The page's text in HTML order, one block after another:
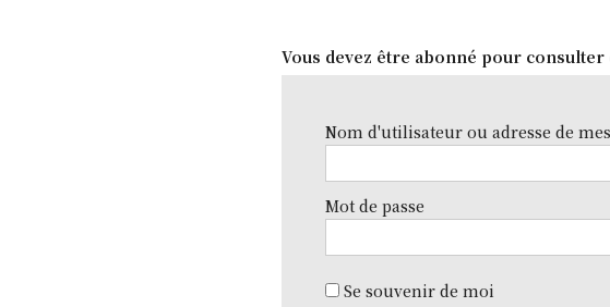
Vous devez être abonné pour consulter
Nom d'utilisateur ou adresse de
Mot de passe
Se souvenir de moi